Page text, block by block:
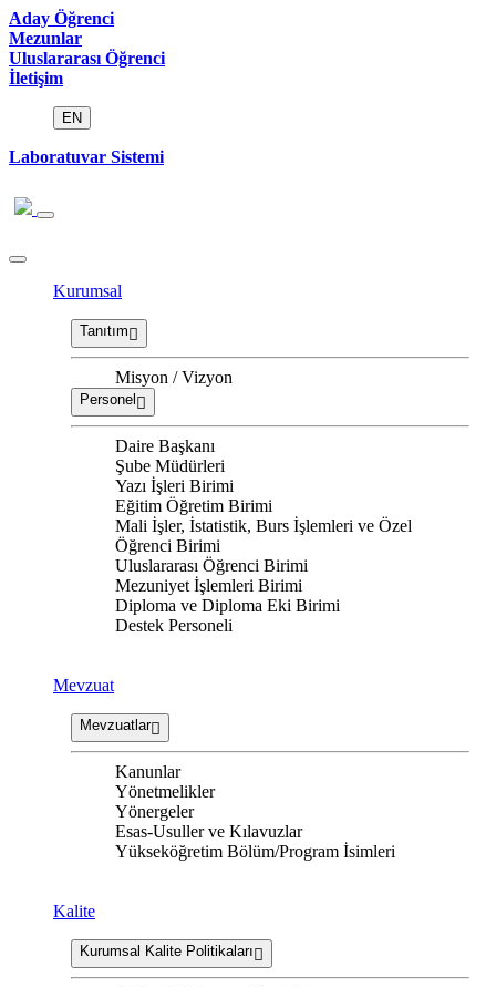
Aday Öğrenci
Mezunlar
Uluslararası Öğrenci
İletişim
EN
Laboratuvar Sistemi
Kurumsal
Tanıtım
Misyon / Vizyon
Personel
Daire Başkanı
Şube Müdürleri
Yazı İşleri Birimi
Eğitim Öğretim Birimi
Mali İşler, İstatistik, Burs İşlemleri ve Özel
Öğrenci Birimi
Uluslararası Öğrenci Birimi
Mezuniyet İşlemleri Birimi
Diploma ve Diploma Eki Birimi
Destek Personeli
Mevzuat
Mevzuatlar
Kanunlar
Yönetmelikler
Yönergeler
Esas-Usuller ve Kılavuzlar
Yükseköğretim Bölüm/Program İsimleri
Kalite
Kurumsal Kalite Politikaları